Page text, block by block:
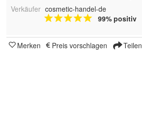
Verkäufer cosmetic-handel-de
99% positiv
Merken Preis vorschlagen Teilen